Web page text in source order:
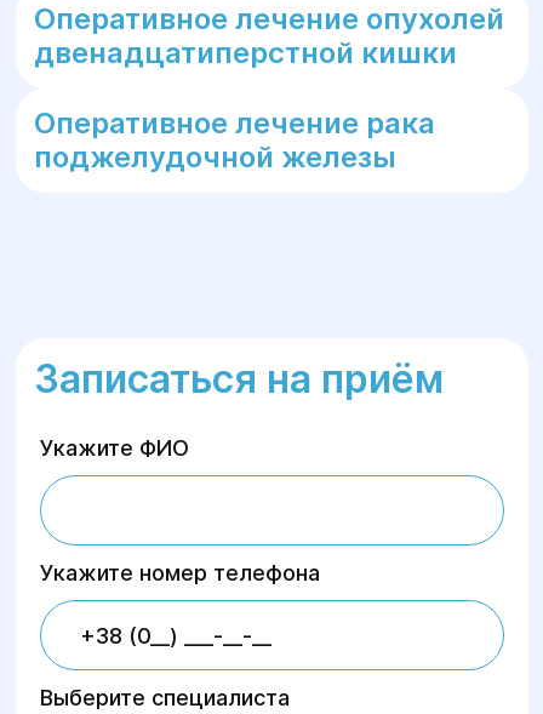
Оперативное лечение опухолей
двенадцатиперстной кишки
Оперативное лечение рака
поджелудочной железы
Записаться на приём
Укажите ФИО
Укажите номер телефона
Выберите специалиста